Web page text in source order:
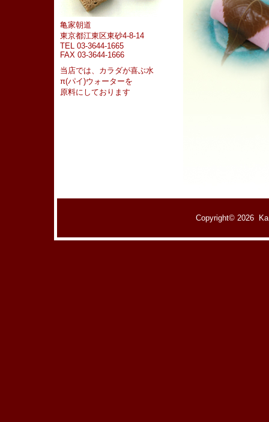
亀家朝道
東京都江東区東砂4-8-14
TEL 03-3644-1665
FAX 03-3644-1666
当店では、カラダが喜ぶ水
π(パイ)ウォーターを
原料にしております
Copyright© 2026